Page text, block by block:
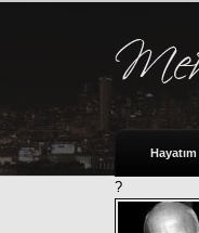
Hayatım
?